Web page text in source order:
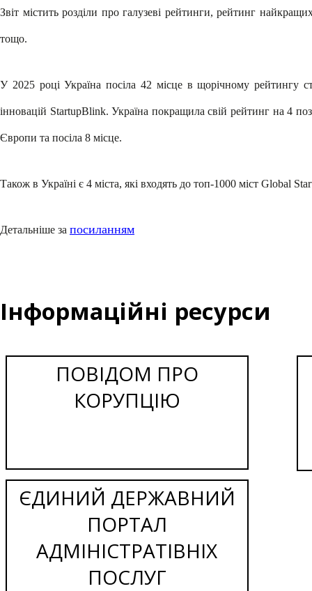
Звіт містить розділи про галузеві рейтинги, рейтинг
тощо.
У 2025 році Україна посіла 42 місце в щорічному рейтингу
інновацій StartupBlink. Україна покращила свій рейтинг на 4
Європи та посіла 8 місце.
Також в Україні є 4 міста, які входять до топ-1000 міст Global
Детальніше за посиланням
Інформаційні ресурси
ПОВІДОМ ПРО
КОРУПЦІЮ
ЄДИНИЙ ДЕРЖАВНИЙ
ПОРТАЛ
АДМІНІСТРАТІВНІХ
ПОСЛУГ